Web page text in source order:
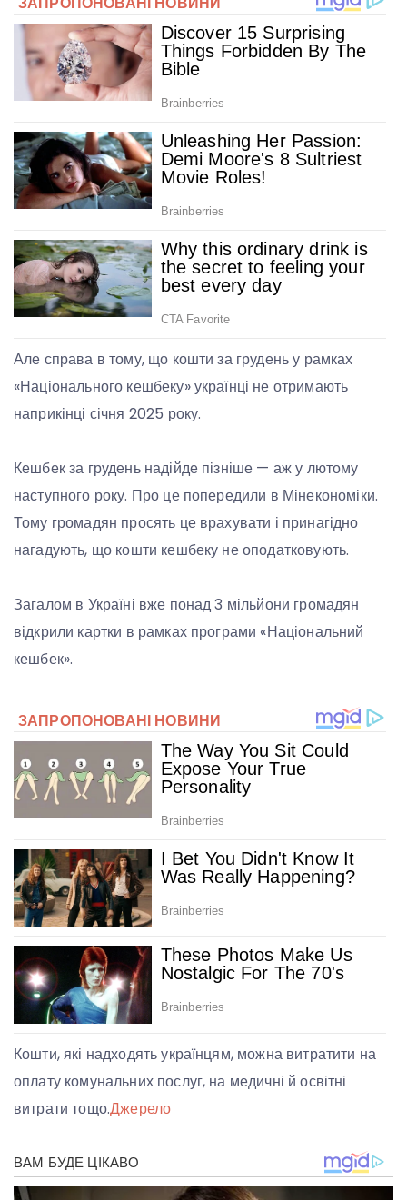
Але справа в тому, що кошти за грудень у рамках
«Національного кешбеку» українці не отримають
наприкінці січня 2025 року.
Кешбек за грудень надійде пізніше — аж у лютому
наступного року. Про це попередили в Мінекономіки.
Тому громадян просять це врахувати і принагідно
нагадують, що кошти кешбеку не оподатковують.
Загалом в Україні вже понад 3 мільйони громадян
відкрили картки в рамках програми «Національний
кешбек».
Кошти, які надходять українцям, можна витратити на
оплату комунальних послуг, на медичні й освітні
витрати тощо.Джерело